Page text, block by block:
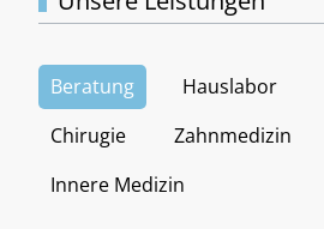
Beratung Hauslabor
Chirugie
Zahnmedizin
Innere Medizin